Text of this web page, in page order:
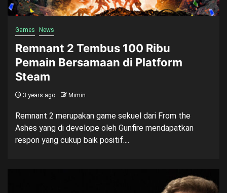
Games News
Remnant 2 Tembus 100 Ribu
Pemain Bersamaan di Platform
Steam
3 years ago Mimin
Remnant 2 merupakan game sekuel dari From the
Ashes yang di develope oleh Gunfire mendapatkan
respon yang cukup baik positif....